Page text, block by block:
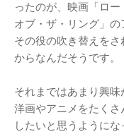
ったのが、映画「ロ
オブ・ザ・リング」の
その役の吹き替えを
からなんだそうです。
それまではあまり興
洋画やアニメをたく
したいと思うようにな